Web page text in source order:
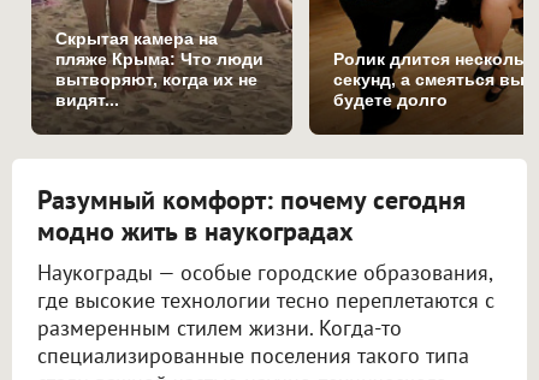
Скрытая камера на
пляже Крыма: Что люди
вытворяют, когда их не
видят...
Ролик длится
секунд, а смеяться вы
будете долго
Разумный комфорт: почему сегодня
модно жить в наукоградах
Наукограды — особые городские образования,
где высокие технологии тесно переплетаются с
размеренным стилем жизни. Когда-то
специализированные поселения такого типа